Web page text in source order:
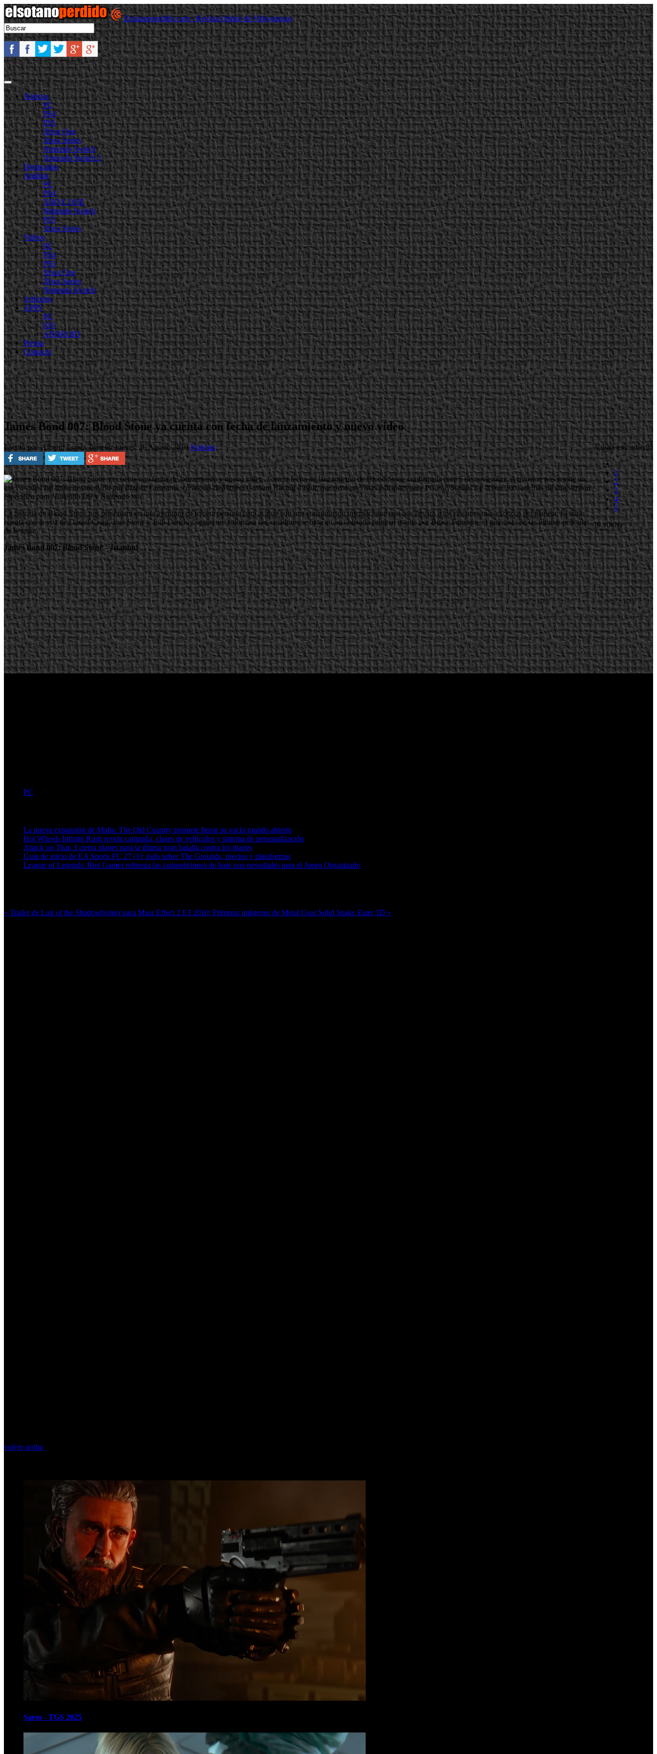
Elsotanoperdido.com - Revista Online de Videojuegos
Noticias
PC
PS4
PS5
Xbox One
Xbox Series
Nintendo Switch
Nintendo Switch 2
Destacadas
Análisis
PC
PS4
XBOX ONE
Nintendo Switch
PS5
Xbox Series
Videos
PC
PS4
PS5
Xbox One
Xbox Series
Nintendo Switch
Artículos
APPS
PC
iOS
ANDROID
Prensa
Contacto
James Bond 007: Blood Stone ya cuenta con fecha de lanzamiento y nuevo video
Escrito por Alberto Lopez TorreónJueves, 26 Agosto 2010Noticias Valora este artículo
1
2
3
4
5
(0 votos)
Con la fecha de lanzamiento de Blood Stone confirmada para 5 de noviembre, Activision nos remite un
nuevo video del título desarrollado por Bizarre Creations, creadores de Project Gotham Racing o Blur, que tiene previstas ediciones para PC PlayStation 3 y Xbox 360, además de una versión
específica para Nintendo DS y Nintendo Wii.
La historia de Blood Stone nos presentará en una aventura en tercera persona para acabar con una conspiración internacional que nos llevará a los rincones más exóticos del planeta. El título
cuenta con la voz de Daniel Craig, Joss Stone y Judi Dench y según nos informan sus creadores se basa en una historia original escrita por Bruce Feirstein, el guionista de las últimas películas
de la saga.
James Bond 007: Blood Stone – Istanbul
PC
La nueva expansión de Mafia: The Old Country promete llenar su vacío mundo abierto
Hot Wheels Infinite Rush revela campaña, clases de vehículos y sistema de personalización
Attack on Titan 3 cierra planes para la última gran batalla contra los titanes
Guía de inicio de EA Sports FC 27 (1): todo sobre The Grounds, precios y plataformas
League of Legends: Riot Games refuerza las competiciones de base con novedades para el Juego Organizado
« Trailer de Lair of the Shadowbroker para Mass Effect 2 E3 2010: Primeras imágenes de Metal Gear Solid Snake Eater 3D »
volver arriba
Saros - TGS 2025